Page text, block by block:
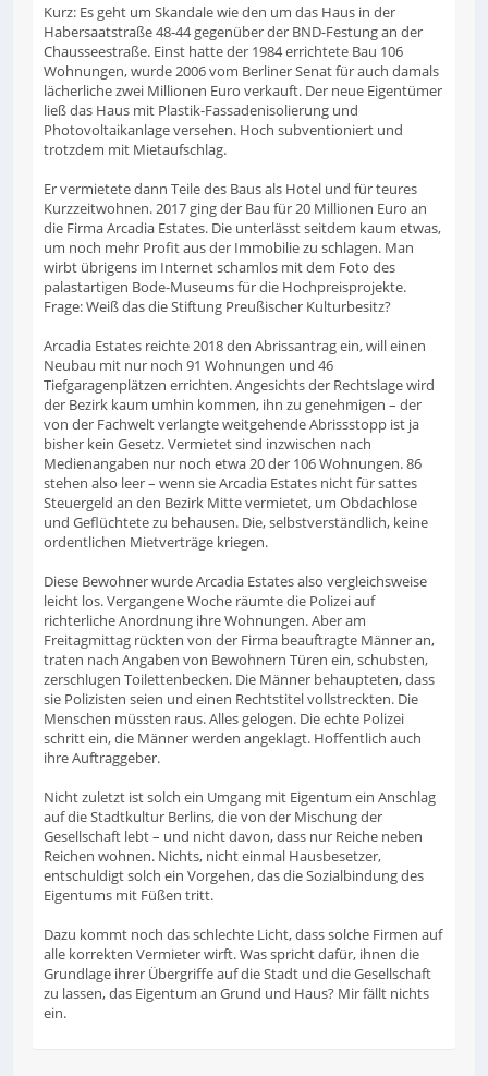
Kurz: Es geht um Skandale wie den um das Haus in der
Habersaatstraße 48-44 gegenüber der BND-Festung an der
Chausseestraße. Einst hatte der 1984 errichtete Bau 106
Wohnungen, wurde 2006 vom Berliner Senat für auch damals
lächerliche zwei Millionen Euro verkauft. Der neue Eigentümer
ließ das Haus mit Plastik-Fassadenisolierung und
Photovoltaikanlage versehen. Hoch subventioniert und
trotzdem mit Mietaufschlag.
Er vermietete dann Teile des Baus als Hotel und für teures
Kurzzeitwohnen. 2017 ging der Bau für 20 Millionen Euro an
die Firma Arcadia Estates. Die unterlässt seitdem kaum etwas,
um noch mehr Profit aus der Immobilie zu schlagen. Man
wirbt übrigens im Internet schamlos mit dem Foto des
palastartigen Bode-Museums für die Hochpreisprojekte.
Frage: Weiß das die Stiftung Preußischer Kulturbesitz?
Arcadia Estates reichte 2018 den Abrissantrag ein, will einen
Neubau mit nur noch 91 Wohnungen und 46
Tiefgaragenplätzen errichten. Angesichts der Rechtslage wird
der Bezirk kaum umhin kommen, ihn zu genehmigen – der
von der Fachwelt verlangte weitgehende Abrissstopp ist ja
bisher kein Gesetz. Vermietet sind inzwischen nach
Medienangaben nur noch etwa 20 der 106 Wohnungen. 86
stehen also leer – wenn sie Arcadia Estates nicht für sattes
Steuergeld an den Bezirk Mitte vermietet, um Obdachlose
und Geflüchtete zu behausen. Die, selbstverständlich, keine
ordentlichen Mietverträge kriegen.
Diese Bewohner wurde Arcadia Estates also vergleichsweise
leicht los. Vergangene Woche räumte die Polizei auf
richterliche Anordnung ihre Wohnungen. Aber am
Freitagmittag rückten von der Firma beauftragte Männer an,
traten nach Angaben von Bewohnern Türen ein, schubsten,
zerschlugen Toilettenbecken. Die Männer behaupteten, dass
sie Polizisten seien und einen Rechtstitel vollstreckten. Die
Menschen müssten raus. Alles gelogen. Die echte Polizei
schritt ein, die Männer werden angeklagt. Hoffentlich auch
ihre Auftraggeber.
Nicht zuletzt ist solch ein Umgang mit Eigentum ein Anschlag
auf die Stadtkultur Berlins, die von der Mischung der
Gesellschaft lebt – und nicht davon, dass nur Reiche neben
Reichen wohnen. Nichts, nicht einmal Hausbesetzer,
entschuldigt solch ein Vorgehen, das die Sozialbindung des
Eigentums mit Füßen tritt.
Dazu kommt noch das schlechte Licht, dass solche Firmen auf
alle korrekten Vermieter wirft. Was spricht dafür, ihnen die
Grundlage ihrer Übergriffe auf die Stadt und die Gesellschaft
zu lassen, das Eigentum an Grund und Haus? Mir fällt nichts
ein.